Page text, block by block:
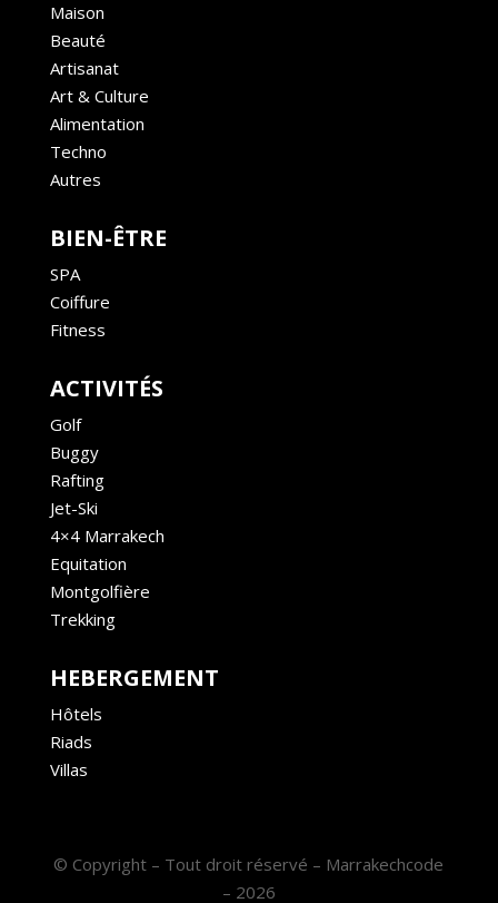
Maison
Beauté
Artisanat
Art & Culture
Alimentation
Techno
Autres
BIEN-ÊTRE
SPA
Coiffure
Fitness
ACTIVITÉS
Golf
Buggy
Rafting
Jet-Ski
4×4 Marrakech
Equitation
Montgolfière
Trekking
HEBERGEMENT
Hôtels
Riads
Villas
© Copyright – Tout droit réservé – Marrakechcode
– 2026